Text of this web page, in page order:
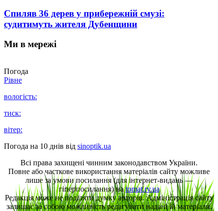
Спиляв 36 дерев у прибережній смузі:
судитимуть жителя Дубенщини
Ми в мережі
Погода
Рівне
вологість:
тиск:
вітер:
Погода на 10 днів від sinoptik.ua
Всі права захищені чинним законодавством України.
Повне або часткове використання матеріалів сайту можливе
лише за умови посилання (для інтернет-видань —
гіперпосилання) наtomat.rv.ua
Редакція може не поділяти думку авторів. Адміністрація сайту
залишає за собою можливість редагувати надані їй матеріали.